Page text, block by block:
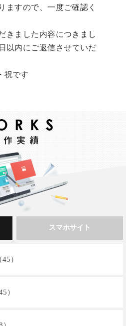
ますので、一度ご確認く
きました内容につきまし
以内にご返信させていだ
祝です
）
）
スマホサイト